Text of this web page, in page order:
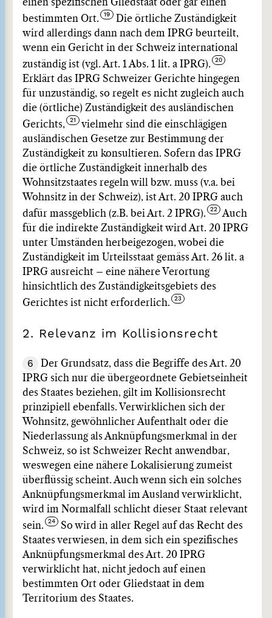
einen spezifischen Gliedstaat oder gar einen
bestimmten Ort.
Die örtliche Zuständigkeit
wird allerdings dann nach dem IPRG beurteilt,
wenn ein Gericht in der Schweiz international
zuständig ist (vgl. Art. 1 Abs. 1 lit. a IPRG).
Erklärt das IPRG Schweizer Gerichte hingegen
für unzuständig, so regelt es nicht zugleich auch
die (örtliche) Zuständigkeit des ausländischen
Gerichts,
vielmehr sind die einschlägigen
ausländischen Gesetze zur Bestimmung der
Zuständigkeit zu konsultieren. Sofern das IPRG
die örtliche Zuständigkeit innerhalb des
Wohnsitzstaates regeln will bzw. muss (v.a. bei
Wohnsitz in der Schweiz), ist Art. 20 IPRG auch
dafür massgeblich (z.B. bei Art. 2 IPRG).
Auch
für die indirekte Zuständigkeit wird Art. 20 IPRG
unter Umständen herbeigezogen, wobei die
Zuständigkeit im Urteilsstaat gemäss Art. 26 lit. a
IPRG ausreicht – eine nähere Verortung
hinsichtlich des Zuständigkeitsgebiets des
Gerichtes ist nicht erforderlich.
2. Relevanz im Kollisionsrecht
6
Der Grundsatz, dass die Begriffe des Art. 20
IPRG sich nur die übergeordnete Gebietseinheit
des Staates beziehen, gilt im Kollisionsrecht
prinzipiell ebenfalls. Verwirklichen sich der
Wohnsitz, gewöhnlicher Aufenthalt oder die
Niederlassung als Anknüpfungsmerkmal in der
Schweiz, so ist Schweizer Recht anwendbar,
weswegen eine nähere Lokalisierung zumeist
überflüssig scheint. Auch wenn sich ein solches
Anknüpfungsmerkmal im Ausland verwirklicht,
wird im Normalfall schlicht dieser Staat relevant
sein.
So wird in aller Regel auf das Recht des
Staates verwiesen, in dem sich ein spezifisches
Anknüpfungsmerkmal des Art. 20 IPRG
verwirklicht hat, nicht jedoch auf einen
bestimmten Ort oder Gliedstaat in dem
Territorium des Staates.